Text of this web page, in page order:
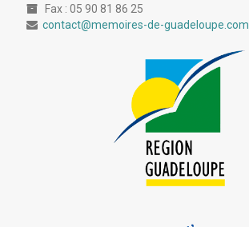
Fax : 05 90 81 86 25
contact@memoires-de-guadeloupe.com